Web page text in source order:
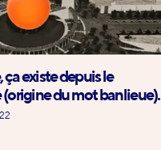
ça existe depuis le
du mot banlieue).